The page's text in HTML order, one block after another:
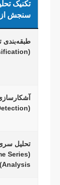
تکنیک
سنجش از
طبقه‌بندی
(Classification)
(Change Detection)
تحلیل
Series
Analysis)